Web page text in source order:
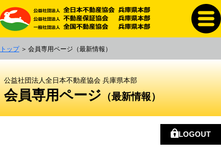
トップ 会員専用ページ （最新情報）
公益社団法人全日本不動産協会 兵庫県本部
会員専用ページ （最新情報）
LOGOUT